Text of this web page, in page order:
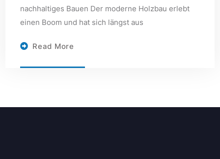
nachhaltiges Bauen Der moderne Holzbau erlebt
einen Boom und hat sich längst aus
Read More